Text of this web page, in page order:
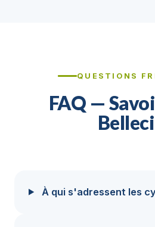
QUESTIONS
FAQ —
À qui s'adressent les